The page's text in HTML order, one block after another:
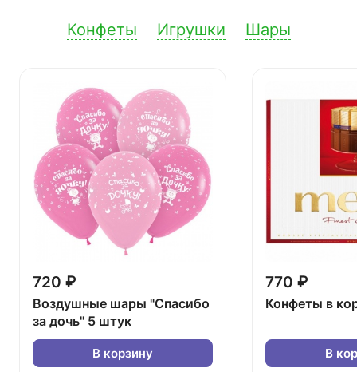
Конфеты Игрушки Шары
720 ₽
Воздушные шары "Спасибо
за дочь" 5 штук
В корзину
770 ₽
Конфеты в
В